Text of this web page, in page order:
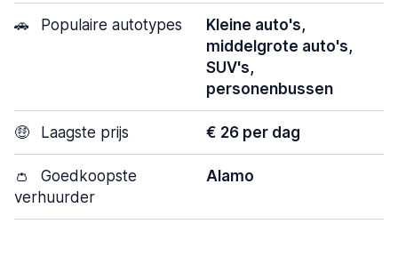
🚗 Populaire autotypes
Kleine auto's,
middelgrote auto's,
SUV's,
personenbussen
🤑 Laagste prijs € 26 per dag
👛
Goedkoopste
verhuurder
Alamo